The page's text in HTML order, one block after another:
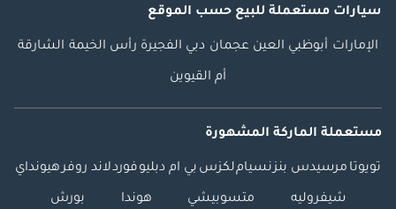
سيارات مستعملة للبيع حسب الموقع
الإمارات أبوظبي العين عجمان دبي الفجيرة رأس الخيمة الشارقة
أم القيوين
مستعملة الماركة المشهورة
تويوتا مرسيدس بنزنسياملكزس بي ام دبليوفوردلاند روفرهيونداي
شيفروليه متسوبيشي هوندا بورش